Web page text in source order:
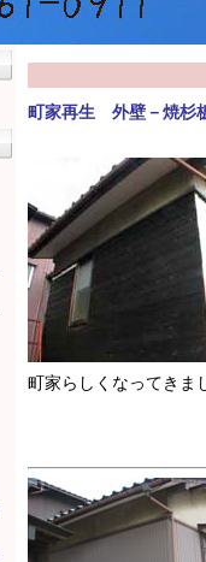
町家再生 外壁－焼杉
町家らしくなってきま